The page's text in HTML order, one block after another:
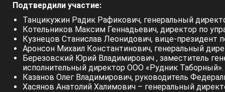
Подтвердили участие:
Танцикужин Радик Рафикович, генеральный
Котельников Максим Геннадьевич, директор по
Кузнецов Станислав Леонидович, вице-президент
Аронсон Михаил Константинович, генеральный
Березовский Юрий Владимирович , заместитель
исполнительный директор ООО «Рудник Таборный».
Казанов Олег Владимирович, руководитель
Хасянов Анатолий Халимович – генеральный
команд, реализующих цифровые проекты,
а также на популяризацию наиболее
эффективных практик повышения безопасности
и эффективности горной индустрии
Приглашаем к участию
в 2027 году!